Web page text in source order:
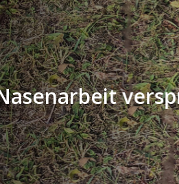
verspricht